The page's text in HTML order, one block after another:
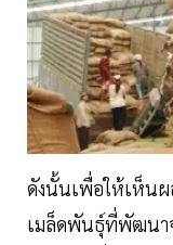
ดังนั้นเพื่อให้เห็นผ
เมล็ดพันธุ์ที่พัฒนา